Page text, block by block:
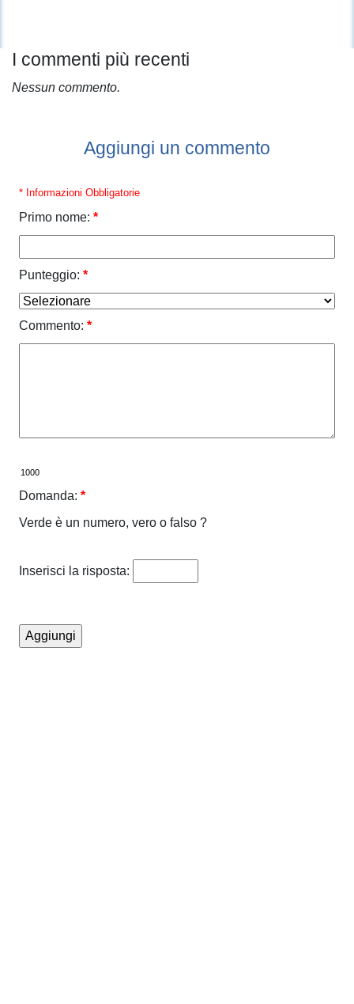
I commenti più recenti
Nessun commento.
Aggiungi un commento
* Informazioni Obbligatorie
Primo nome: *
Punteggio: *
Commento: *
Domanda: *
Verde è un numero, vero o falso ?
Inserisci la risposta: